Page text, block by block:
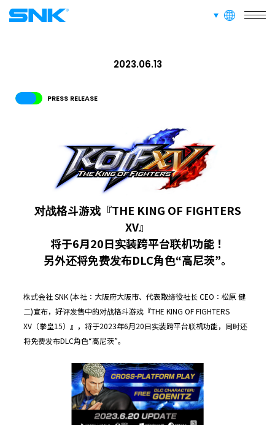
languages
PRESS RELEASE
2023.06.13
对战格斗游戏『THE KING OF FIGHTERS
XV』
将于6月20日实装跨平台联机功能！
另外还将免费发布DLC角色“高尼茨”。
株式会社 SNK (本社：大阪府大阪市、代表取缔役社长 CEO：松原 健
二)宣布，好评发售中的对战格斗游戏『THE KING OF FIGHTERS
XV（拳皇15）』，将于2023年6月20日实装跨平台联机功能，同时还
将免费发布DLC角色“高尼茨”。